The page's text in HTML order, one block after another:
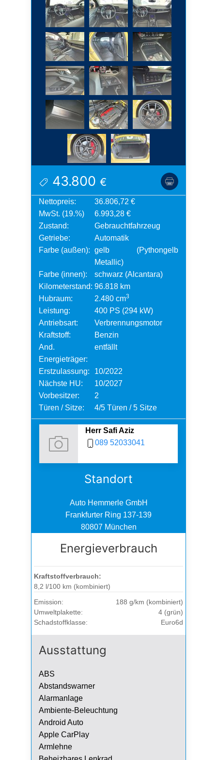
43.800 €
Nettopreis:
36.806,72 €
MwSt. (19.%)
6.993,28 €
Zustand:
Gebrauchtfahrzeug
Getriebe:
Automatik
Farbe (außen): gelb (Pythongelb
Metallic)
Farbe (innen):
schwarz (Alcantara)
Kilometerstand: 96.818 km
Hubraum:
2.480 cm3
Leistung:
400 PS (294 kW)
Antriebsart:
Verbrennungsmotor
Kraftstoff:
Benzin
And.
Energieträger:
entfällt
Erstzulassung:
10/2022
Nächste HU:
10/2027
Vorbesitzer:
2
Türen / Sitze:
4/5 Türen / 5 Sitze
Herr Safi Aziz
089 52033041
Standort
Auto Hemmerle GmbH
Frankfurter Ring 137-139
80807 München
Energieverbrauch
Kraftstoffverbrauch:
8,2 l/100 km (kombiniert)
Emission:
188 g/km (kombiniert)
Umweltplakette:
4 (grün)
Schadstoffklasse:
Euro6d
Ausstattung
ABS
Abstandswarner
Alarmanlage
Ambiente-Beleuchtung
Android Auto
Apple CarPlay
Armlehne